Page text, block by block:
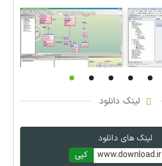
لینک دانلود
لینک های دانلود
www.download.ir کپی